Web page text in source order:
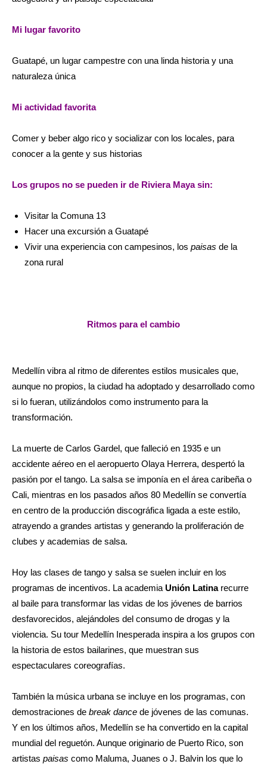
Mi lugar favorito
Guatapé, un lugar campestre con una linda historia y una
naturaleza única
Mi actividad favorita
Comer y beber algo rico y socializar con los locales, para
conocer a la gente y sus historias
Los grupos no se pueden ir de Riviera Maya sin:
Visitar la Comuna 13
Hacer una excursión a Guatapé
Vivir una experiencia con campesinos, los paisas de la
zona rural
Ritmos para el cambio
Medellín vibra al ritmo de diferentes estilos musicales que,
aunque no propios, la ciudad ha adoptado y desarrollado como
si lo fueran, utilizándolos como instrumento para la
transformación.
La muerte de Carlos Gardel, que falleció en 1935 e un
accidente aéreo en el aeropuerto Olaya Herrera, despertó la
pasión por el tango. La salsa se imponía en el área caribeña o
Cali, mientras en los pasados años 80 Medellín se convertía
en centro de la producción discográfica ligada a este estilo,
atrayendo a grandes artistas y generando la proliferación de
clubes y academias de salsa.
Hoy las clases de tango y salsa se suelen incluir en los
programas de incentivos. La academia Unión Latina recurre
al baile para transformar las vidas de los jóvenes de barrios
desfavorecidos, alejándoles del consumo de drogas y la
violencia. Su tour Medellín Inesperada inspira a los grupos con
la historia de estos bailarines, que muestran sus
espectaculares coreografías.
También la música urbana se incluye en los programas, con
demostraciones de break dance de jóvenes de las comunas.
Y en los últimos años, Medellín se ha convertido en la capital
mundial del reguetón. Aunque originario de Puerto Rico, son
artistas paisas como Maluma, Juanes o J. Balvin los que lo